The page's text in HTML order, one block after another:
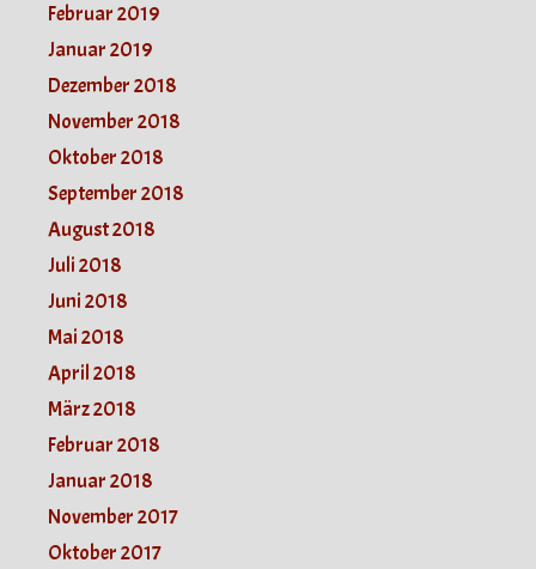
Februar 2019
Januar 2019
Dezember 2018
November 2018
Oktober 2018
September 2018
August 2018
Juli 2018
Juni 2018
Mai 2018
April 2018
März 2018
Februar 2018
Januar 2018
November 2017
Oktober 2017